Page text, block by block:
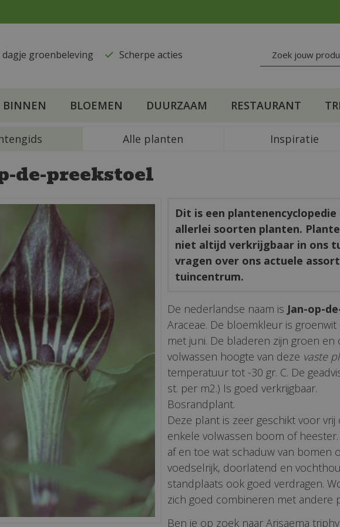
groenbeleving ​Scherpe acties
BINNEN BLOEMEN DUURZAAM RESTAURANT
Alle planten Inspiratie
de-preekstoel
Dit is een
allerlei soorten planten.
niet altijd verkrijgbaar in ons
vragen over ons actuele
tuincentrum.
De nederlandse naam is Jan-op-
Araceae. De bloemkleur is
met juni. De bladeren zijn groen en
volwassen hoogte van deze vaste
temperatuur tot -30 gr. C. De
st. per m2.) Is goed verkrijgbaar.
Bosrandplant.
Deze plant is zeer geschikt voor
enkele volwassen boom of
af en toe wat schaduw van bomen
voedselrijk, doorlatend en
standplaats ook goed verdragen.
zich goed combineren met andere
Ben je op zoek naar Arisaema